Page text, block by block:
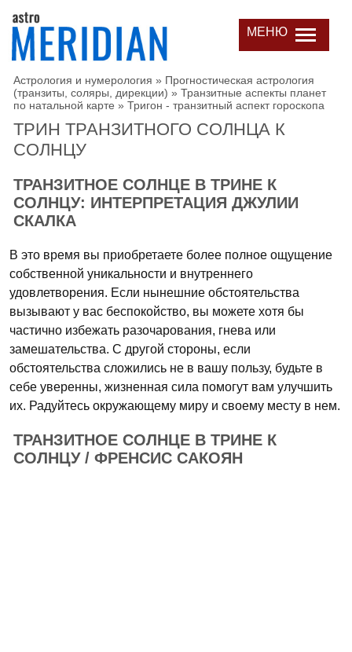
МЕНЮ
Астрология и нумерология » Прогностическая астрология
(транзиты, соляры, дирекции) » Транзитные аспекты планет
по натальной карте » Тригон - транзитный аспект гороскопа
ТРИН ТРАНЗИТНОГО СОЛНЦА К
СОЛНЦУ
ТРАНЗИТНОЕ СОЛНЦЕ В ТРИНЕ К
СОЛНЦУ: ИНТЕРПРЕТАЦИЯ ДЖУЛИИ
СКАЛКА
В это время вы приобретаете более полное ощущение
собственной уникальности и внутреннего
удовлетворения. Если нынешние обстоятельства
вызывают у вас беспокойство, вы можете хотя бы
частично избежать разочарования, гнева или
замешательства. С другой стороны, если
обстоятельства сложились не в вашу пользу, будьте в
себе уверенны, жизненная сила помогут вам улучшить
их. Радуйтесь окружающему миру и своему месту в нем.
ТРАНЗИТНОЕ СОЛНЦЕ В ТРИНЕ К
СОЛНЦУ / ФРЕНСИС САКОЯН